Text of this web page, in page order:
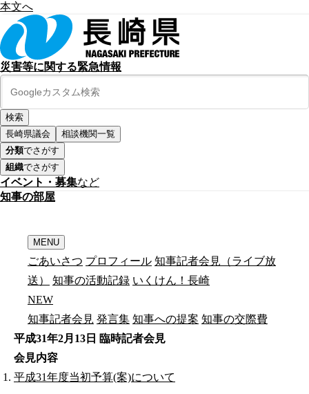
本文へ
災害等に関する緊急情報
長崎県議会
相談機関一覧
分類でさがす
組織でさがす
イベント・募集など
知事の部屋
MENU
ごあいさつ プロフィール 知事記者会見（ライブ放
送）
知事の活動記録 いくけん！長崎
NEW
知事記者会見 発言集 知事への提案 知事の交際費
平成31年2月13日 臨時記者会見
会見内容
平成31年度当初予算(案)について